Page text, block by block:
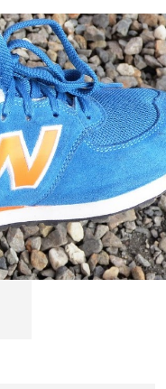
Sfaturi